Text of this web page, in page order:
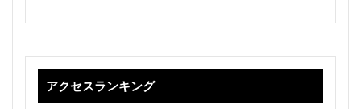
アクセスランキング